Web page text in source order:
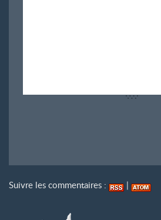
Suivre les commentaires : |